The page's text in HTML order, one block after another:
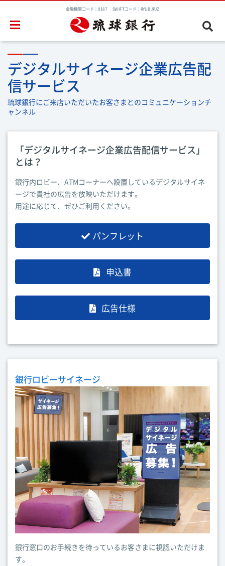
金融機関コード：0187 SWIFTコード：RYUBJPJZ
デジタルサイネージ企業広告配
信サービス
琉球銀行にご来店いただいたお客さまとのコミュニケーションチ
ャンネル
「デジタルサイネージ企業広告配信サービス」
とは？
銀行内ロビー、ATMコーナーへ設置しているデジタルサイネ
ージで貴社の広告を放映いただけます。
用途に応じて、ぜひご利用ください。
パンフレット
申込書
広告仕様
銀行ロビーサイネージ
銀行窓口のお手続きを待っているお客さまに視認いただけま
す。